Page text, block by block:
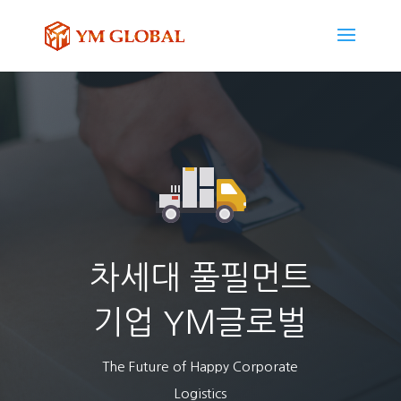
차세대 풀필먼트
기업 YM글로벌
The Future of Happy Corporate
Logistics